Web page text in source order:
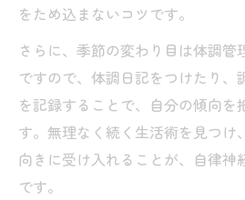
をため込まないコツです。
さらに、季節の変わり目は体調管
ですので、体調日記をつけたり、
を記録することで、自分の傾向を
す。無理なく続く生活術を見つけ
向きに受け入れることが、自律神
です。